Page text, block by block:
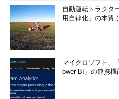
自動運転トラクタ
用自律化」の本質
マイクロソフト、
ower BI」の連携機